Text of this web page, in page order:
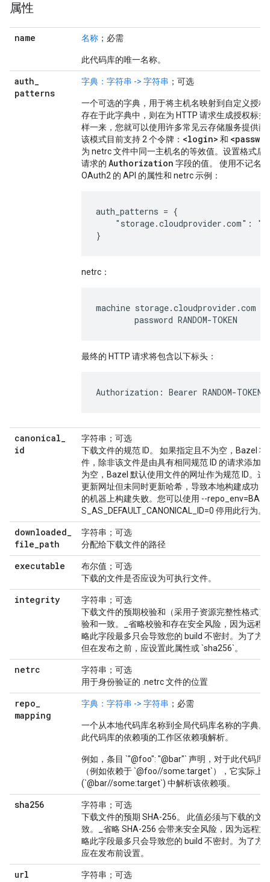
属性
name 名称 ；必需
此代码库的唯一名称。
auth_
patterns
字典：字符串 -> 字符串 ；可选
一个可选的字典，用于将主机名映射到自定义授
存在于此字典中，则在为 HTTP 请求生成授权标
样一来，您就可以使用许多常见云存储服务提供
该模式目前支持 2 个令牌： <login> 和
为 netrc 文件中同一主机名的等效值。设置格式后
请求的 Authorization 字段的值。 使用不记名
OAuth2 的 API 的属性和 netrc 示例：
auth_patterns = {
"storage.cloudprovider.com":
netrc：
machine storage.cloudprovider.com
最终的 HTTP 请求将包含以下标头：
canonical_
id
字符串；可选
下载文件的规范 ID。 如果指定且不为空，Bazel
件，除非该文件是由具有相同规范 ID 的请求添加
为空，Bazel 默认使用文件的网址作为规范 ID。
更新网址但未同时更新哈希，导致本地构建成功
的机器上构建失败。您可以使用 --
S_AS_DEFAULT_CANONICAL_ID=0 停用此行为。
downloaded_
file_path
字符串；可选
分配给下载文件的路径
executable
布尔值；可选
下载的文件是否应设为可执行文件。
integrity
字符串；可选
下载文件的预期校验和（采用子资源完整性格式
验和一致。_省略校验和存在安全风险，因为远程
略此字段最多只会导致您的 build 不密封。为了方
但在发布之前，应设置此属性或 `sha256`。
netrc
字符串；可选
用于身份验证的 .netrc 文件的位置
repo_
mapping
字典：字符串 -> 字符串 ；必需
一个从本地代码库名称到全局代码库名称的字典
此代码库的依赖项的工作区依赖项解析。
例如，条目 `"@foo": "@bar"` 声明，对于此代码库
（例如依赖于 `@foo//some:target`），它实际上
(`@bar//some:target`) 中解析该依赖项。
sha256
字符串；可选
下载文件的预期 SHA-256。 此值必须与下载的文
致。_省略 SHA-256 会带来安全风险，因为远程
略此字段最多只会导致您的 build 不密封。为了方
应在发布前设置。
url 字符串；可选